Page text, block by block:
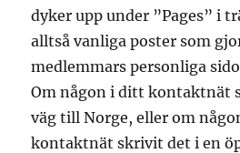
dyker upp under ”Pages” i
alltså vanliga poster som
medlemmars personliga
Om någon i ditt kontaktnät
väg till Norge, eller om
kontaktnät skrivit det i en